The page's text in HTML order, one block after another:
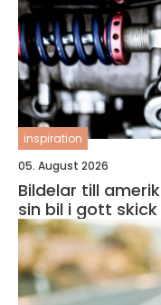
inspiration
05. August 2026
Bildelar till
sin bil i gott skick